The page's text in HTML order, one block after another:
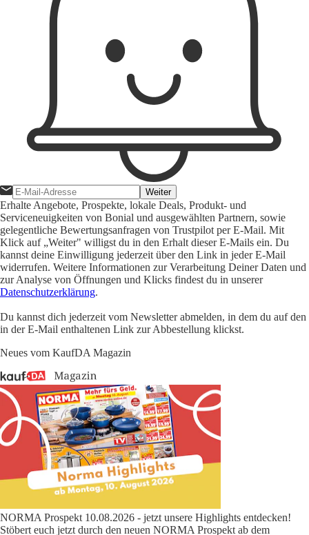
Weiter
Erhalte Angebote, Prospekte, lokale Deals, Produkt- und
Serviceneuigkeiten von Bonial und ausgewählten Partnern, sowie
gelegentliche Bewertungsanfragen von Trustpilot per E-Mail. Mit
Klick auf „Weiter" willigst du in den Erhalt dieser E-Mails ein. Du
kannst deine Einwilligung jederzeit über den Link in jeder E-Mail
widerrufen. Weitere Informationen zur Verarbeitung Deiner Daten und
zur Analyse von Öffnungen und Klicks findest du in unserer
Datenschutzerklärung.
Du kannst dich jederzeit vom Newsletter abmelden, in dem du auf den
in der E-Mail enthaltenen Link zur Abbestellung klickst.
Neues vom KaufDA Magazin
NORMA Prospekt 10.08.2026 - jetzt unsere Highlights entdecken!
Stöbert euch jetzt durch den neuen NORMA Prospekt ab dem